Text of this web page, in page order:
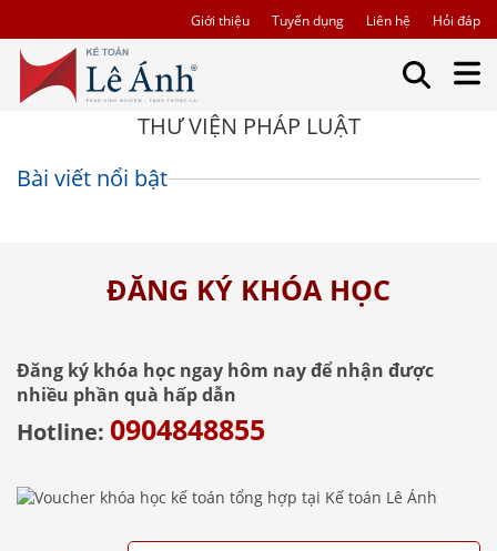
Giới thiệu Tuyển dụng Liên hệ Hỏi đáp
THƯ VIỆN PHÁP LUẬT
Bài viết nổi bật
ĐĂNG KÝ KHÓA HỌC
Đăng ký khóa học ngay hôm nay để nhận được
nhiều phần quà hấp dẫn
Hotline: 0904848855